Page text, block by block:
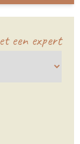
een expert